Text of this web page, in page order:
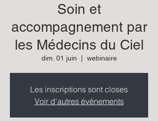
Soin et
accompagnement par
les Médecins du Ciel
dim. 01 juin webinaire
Les inscriptions sont closes
Voir d'autres événements